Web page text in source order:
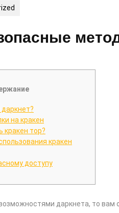
на кракен
кракен тор?
кракен
доступу
даркнета, то вам